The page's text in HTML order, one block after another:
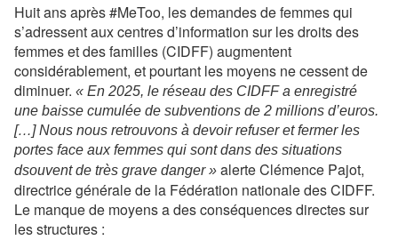
Huit ans après #MeToo, les demandes de femmes qui
s’adressent aux centres d’information sur les droits des
femmes et des familles (CIDFF) augmentent
considérablement, et pourtant les moyens ne cessent de
diminuer. « En 2025, le réseau des CIDFF a enregistré
une baisse cumulée de subventions de 2 millions d’euros.
[…] Nous nous retrouvons à devoir refuser et fermer les
portes face aux femmes qui sont dans des situations
dsouvent de très grave danger » alerte Clémence Pajot,
directrice générale de la Fédération nationale des CIDFF.
Le manque de moyens a des conséquences directes sur
les structures :